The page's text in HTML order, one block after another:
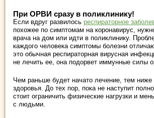
При ОРВИ сразу в поликлинику!
Если вдруг развилось респираторное
похожее по симптомам на коронавирус,
врача на дом или идти в поликлинику.
каждого человека симптомы болезни
это обычная респираторная вирусная
не лечить ее, она подорвет иммунные силы
Чем раньше будет начато лечение, тем ниже
здоровья. До тех пор, пока не наступит
стоит ограничить физические нагрузки и
с людьми.